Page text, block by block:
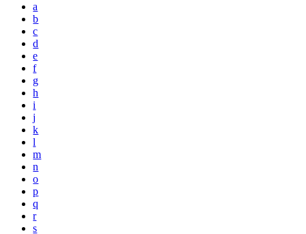
a
b
c
d
e
f
g
h
i
j
k
l
m
n
o
p
q
r
s